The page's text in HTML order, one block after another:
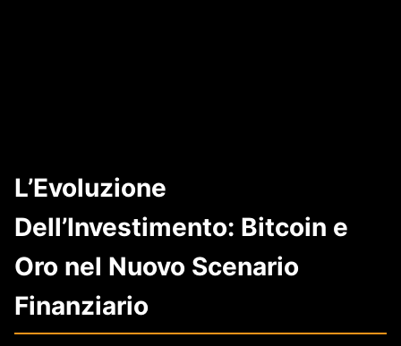
L’Evoluzione
Dell’Investimento: Bitcoin e
Oro nel Nuovo Scenario
Finanziario